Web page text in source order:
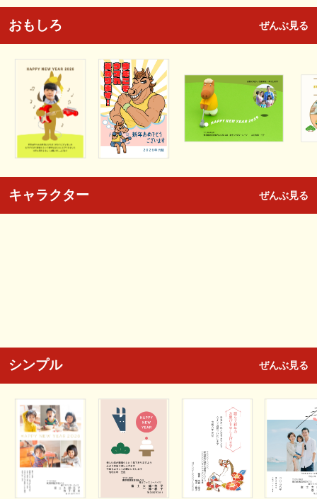
おもしろ ぜんぶ見る
キャラクター ぜんぶ見る
シンプル ぜんぶ見る